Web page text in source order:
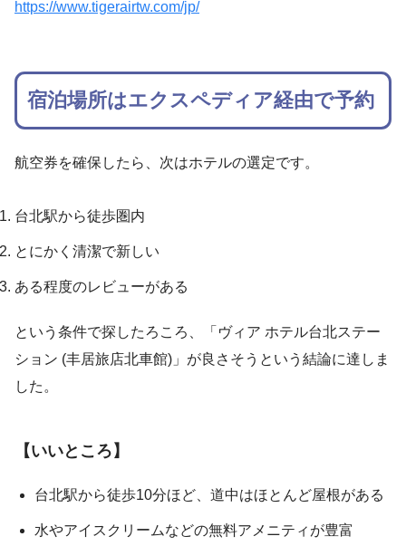
https://www.tigerairtw.com/jp/
宿泊場所はエクスペディア経由で予約
航空券を確保したら、次はホテルの選定です。
台北駅から徒歩圏内
とにかく清潔で新しい
ある程度のレビューがある
という条件で探したろころ、「ヴィア ホテル台北ステー
ション (丰居旅店北車館)」が良さそうという結論に達しま
した。
【いいところ】
台北駅から徒歩10分ほど、道中はほとんど屋根がある
水やアイスクリームなどの無料アメニティが豊富